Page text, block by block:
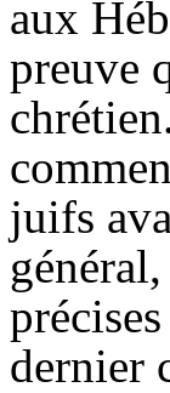
aux
preuve
juifs
dernier